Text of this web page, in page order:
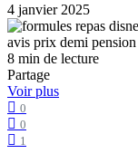
4 janvier 2025
8 min de lecture
Partage
Voir plus
0
0
1